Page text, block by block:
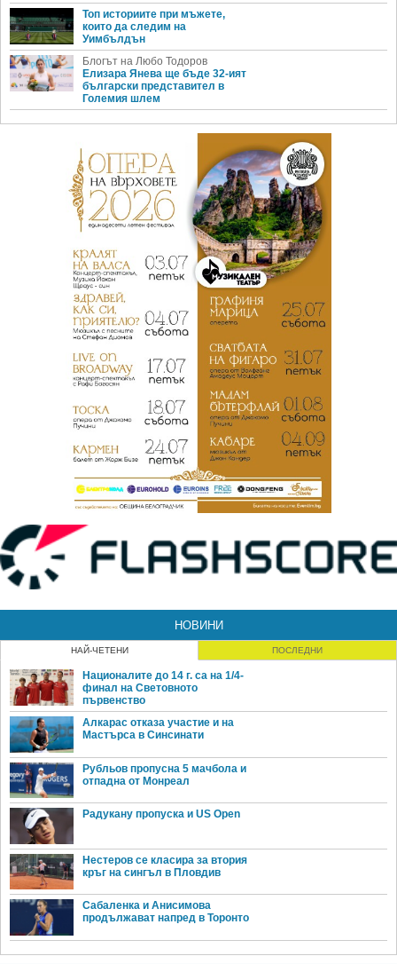
Топ историите при мъжете,
които да следим на
Уимбълдън
Блогът на Любо Тодоров
Елизара Янева ще бъде 32-ият
български представител в
Големия шлем
НОВИНИ
НАЙ-ЧЕТЕНИ ПОСЛЕДНИ
Националите до 14 г. са на 1/4-
финал на Световното
първенство
Алкарас отказа участие и на
Мастърса в Синсинати
Рубльов пропусна 5 мачбола и
отпадна от Монреал
Радукану пропуска и US Open
Нестеров се класира за втория
кръг на сингъл в Пловдив
Сабаленка и Анисимова
продължават напред в Торонто